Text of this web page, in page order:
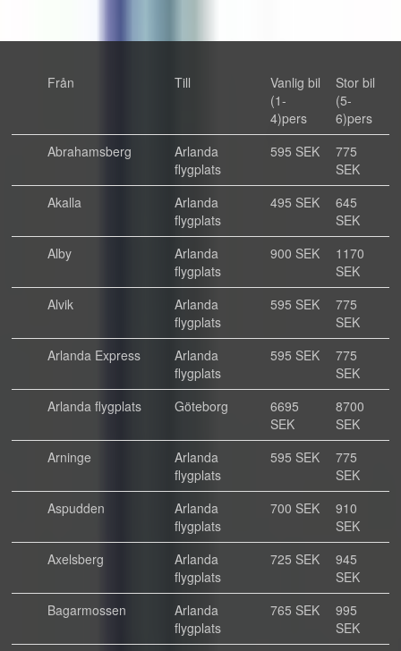
Från Till
Vanlig bil
(1-
4)pers
Stor bil
(5-
6)pers
Abrahamsberg
Arlanda
flygplats
595 SEK
775
SEK
Akalla
Arlanda
flygplats
495 SEK
645
SEK
Alby
Arlanda
flygplats
900 SEK
1170
SEK
Alvik
Arlanda
flygplats
595 SEK
775
SEK
Arlanda Express
Arlanda
flygplats
595 SEK
775
SEK
Arlanda flygplats
Göteborg
6695
SEK
8700
SEK
Arninge
Arlanda
flygplats
595 SEK
775
SEK
Aspudden
Arlanda
flygplats
700 SEK
910
SEK
Axelsberg
Arlanda
flygplats
725 SEK
945
SEK
Bagarmossen
Arlanda
flygplats
765 SEK
995
SEK